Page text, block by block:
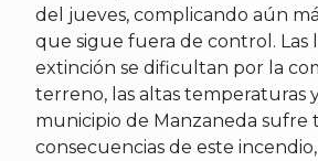
del jueves, complicando aún
que sigue fuera de control. Las
extinción se dificultan por la
terreno, las altas temperaturas
municipio de Manzaneda sufre
consecuencias de este